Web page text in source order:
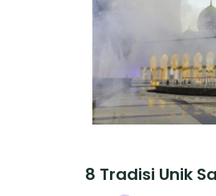
8 Tradisi Unik